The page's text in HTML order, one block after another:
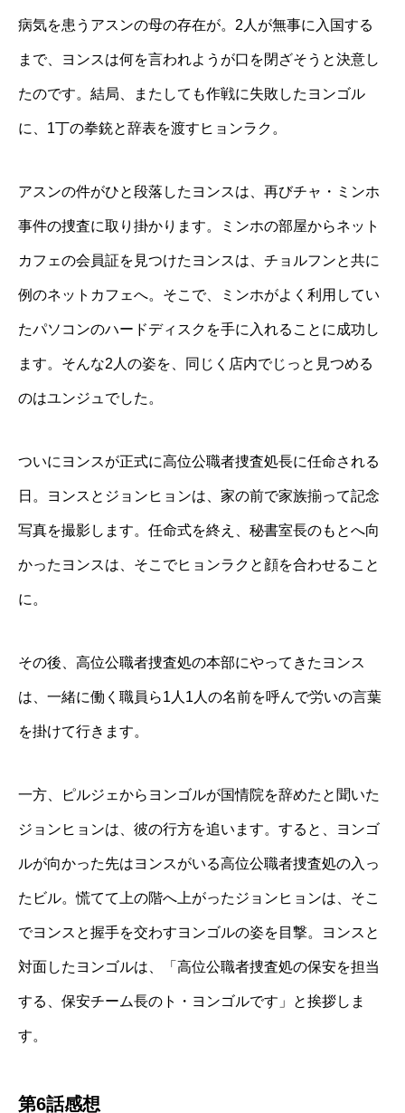
病気を患うアスンの母の存在が。2人が無事に入国する
まで、ヨンスは何を言われようが口を閉ざそうと決意し
たのです。結局、またしても作戦に失敗したヨンゴル
に、1丁の拳銃と辞表を渡すヒョンラク。
アスンの件がひと段落したヨンスは、再びチャ・ミンホ
事件の捜査に取り掛かります。ミンホの部屋からネット
カフェの会員証を見つけたヨンスは、チョルフンと共に
例のネットカフェへ。そこで、ミンホがよく利用してい
たパソコンのハードディスクを手に入れることに成功し
ます。そんな2人の姿を、同じく店内でじっと見つめる
のはユンジュでした。
ついにヨンスが正式に高位公職者捜査処長に任命される
日。ヨンスとジョンヒョンは、家の前で家族揃って記念
写真を撮影します。任命式を終え、秘書室長のもとへ向
かったヨンスは、そこでヒョンラクと顔を合わせること
に。
その後、高位公職者捜査処の本部にやってきたヨンス
は、一緒に働く職員ら1人1人の名前を呼んで労いの言葉
を掛けて行きます。
一方、ピルジェからヨンゴルが国情院を辞めたと聞いた
ジョンヒョンは、彼の行方を追います。すると、ヨンゴ
ルが向かった先はヨンスがいる高位公職者捜査処の入っ
たビル。慌てて上の階へ上がったジョンヒョンは、そこ
でヨンスと握手を交わすヨンゴルの姿を目撃。ヨンスと
対面したヨンゴルは、「高位公職者捜査処の保安を担当
する、保安チーム長のト・ヨンゴルです」と挨拶しま
す。
第6話感想